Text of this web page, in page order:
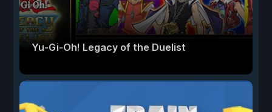
Yu-Gi-Oh! Legacy of the Duelist